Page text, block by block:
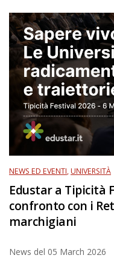
NEWS ED EVENTI,UNIVERSITÀ
Edustar a Tipicità
confronto con i
marchigiani
News del 05 March 2026